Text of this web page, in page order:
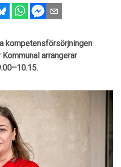
kompetensförsörjningen
arrangerar